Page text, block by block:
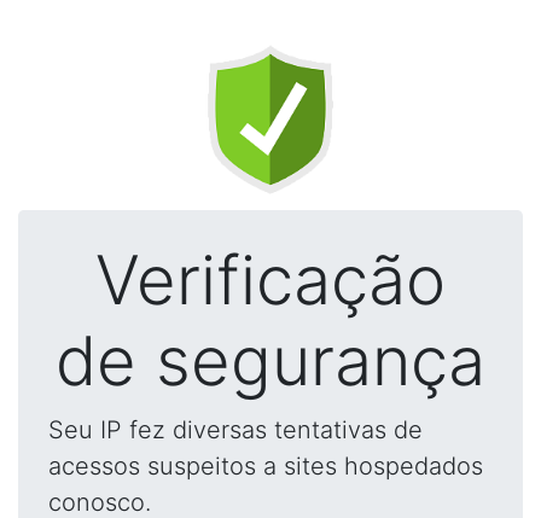
Verificação
de segurança
Seu IP fez diversas tentativas de
acessos suspeitos a sites hospedados
conosco.